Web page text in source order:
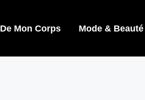
Mon Corps Mode & Beauté